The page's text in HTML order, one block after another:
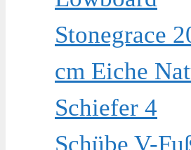
Stonegrace
cm Eiche
Schiefer 4
Schübe V-